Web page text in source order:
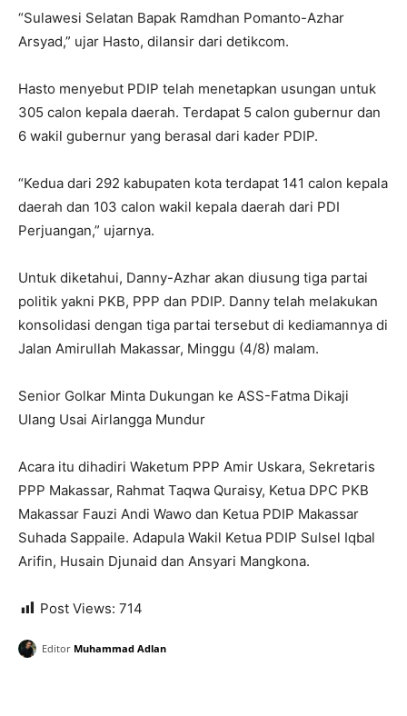
“Sulawesi Selatan Bapak Ramdhan Pomanto-Azhar
Arsyad,” ujar Hasto, dilansir dari detikcom.
Hasto menyebut PDIP telah menetapkan usungan untuk
305 calon kepala daerah. Terdapat 5 calon gubernur dan
6 wakil gubernur yang berasal dari kader PDIP.
“Kedua dari 292 kabupaten kota terdapat 141 calon kepala
daerah dan 103 calon wakil kepala daerah dari PDI
Perjuangan,” ujarnya.
Untuk diketahui, Danny-Azhar akan diusung tiga partai
politik yakni PKB, PPP dan PDIP. Danny telah melakukan
konsolidasi dengan tiga partai tersebut di kediamannya di
Jalan Amirullah Makassar, Minggu (4/8) malam.
Senior Golkar Minta Dukungan ke ASS-Fatma Dikaji
Ulang Usai Airlangga Mundur
Acara itu dihadiri Waketum PPP Amir Uskara, Sekretaris
PPP Makassar, Rahmat Taqwa Quraisy, Ketua DPC PKB
Makassar Fauzi Andi Wawo dan Ketua PDIP Makassar
Suhada Sappaile. Adapula Wakil Ketua PDIP Sulsel Iqbal
Arifin, Husain Djunaid dan Ansyari Mangkona.
Post Views: 714
Editor Muhammad Adlan